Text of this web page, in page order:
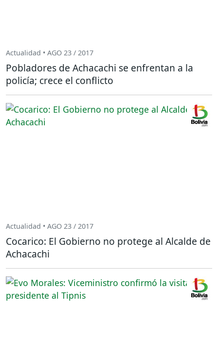
Actualidad • AGO 23 / 2017
Pobladores de Achacachi se enfrentan a la
policía; crece el conflicto
Actualidad • AGO 23 / 2017
Cocarico: El Gobierno no protege al Alcalde de
Achacachi